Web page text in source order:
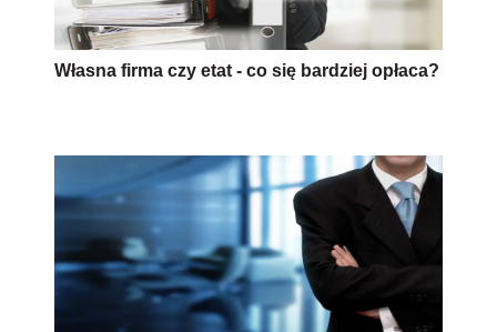
Własna firma czy etat - co się bardziej opłaca?